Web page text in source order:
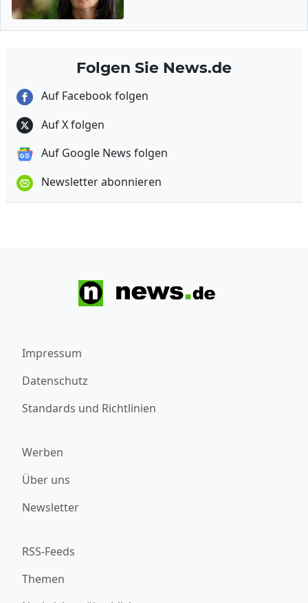
Folgen Sie News.de
Auf Facebook folgen
Auf X folgen
Auf Google News folgen
Newsletter abonnieren
Impressum
Datenschutz
Standards und Richtlinien
Werben
Über uns
Newsletter
RSS-Feeds
Themen